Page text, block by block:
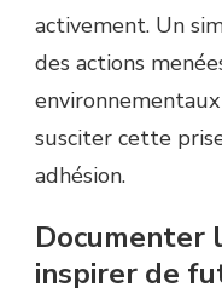
activement. Un
des actions
susciter cette
adhésion.
Documenter
inspirer de